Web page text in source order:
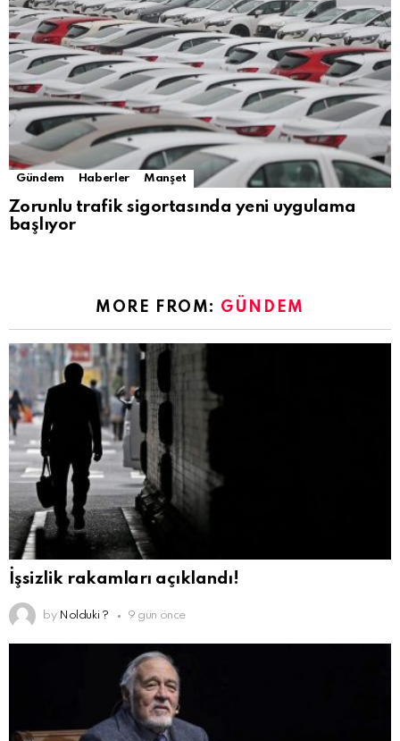
Gündem Haberler Manşet
Zorunlu trafik sigortasında yeni uygulama
başlıyor
MORE FROM: GÜNDEM
İşsizlik rakamları açıklandı!
by Nolduki ? 9 gün önce